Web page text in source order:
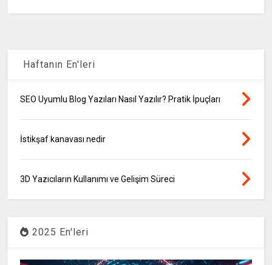
Haftanın En'leri
SEO Uyumlu Blog Yazıları Nasıl Yazılır? Pratik İpuçları
İstikşaf kanavası nedir
3D Yazıcıların Kullanımı ve Gelişim Süreci
2025 En'leri